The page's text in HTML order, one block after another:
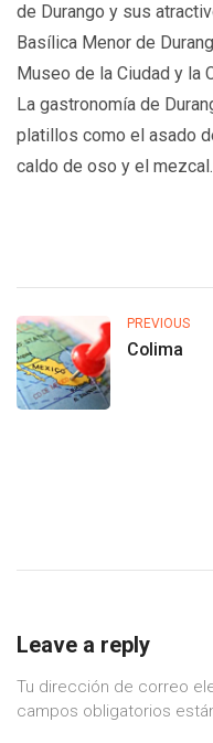
de Durango y sus
Basílica Menor de
Museo de la Ciudad y la
La gastronomía de
platillos como el asado
caldo de oso y el mezcal.
PREVIOUS
Colima
Leave a reply
Tu dirección de correo
campos obligatorios